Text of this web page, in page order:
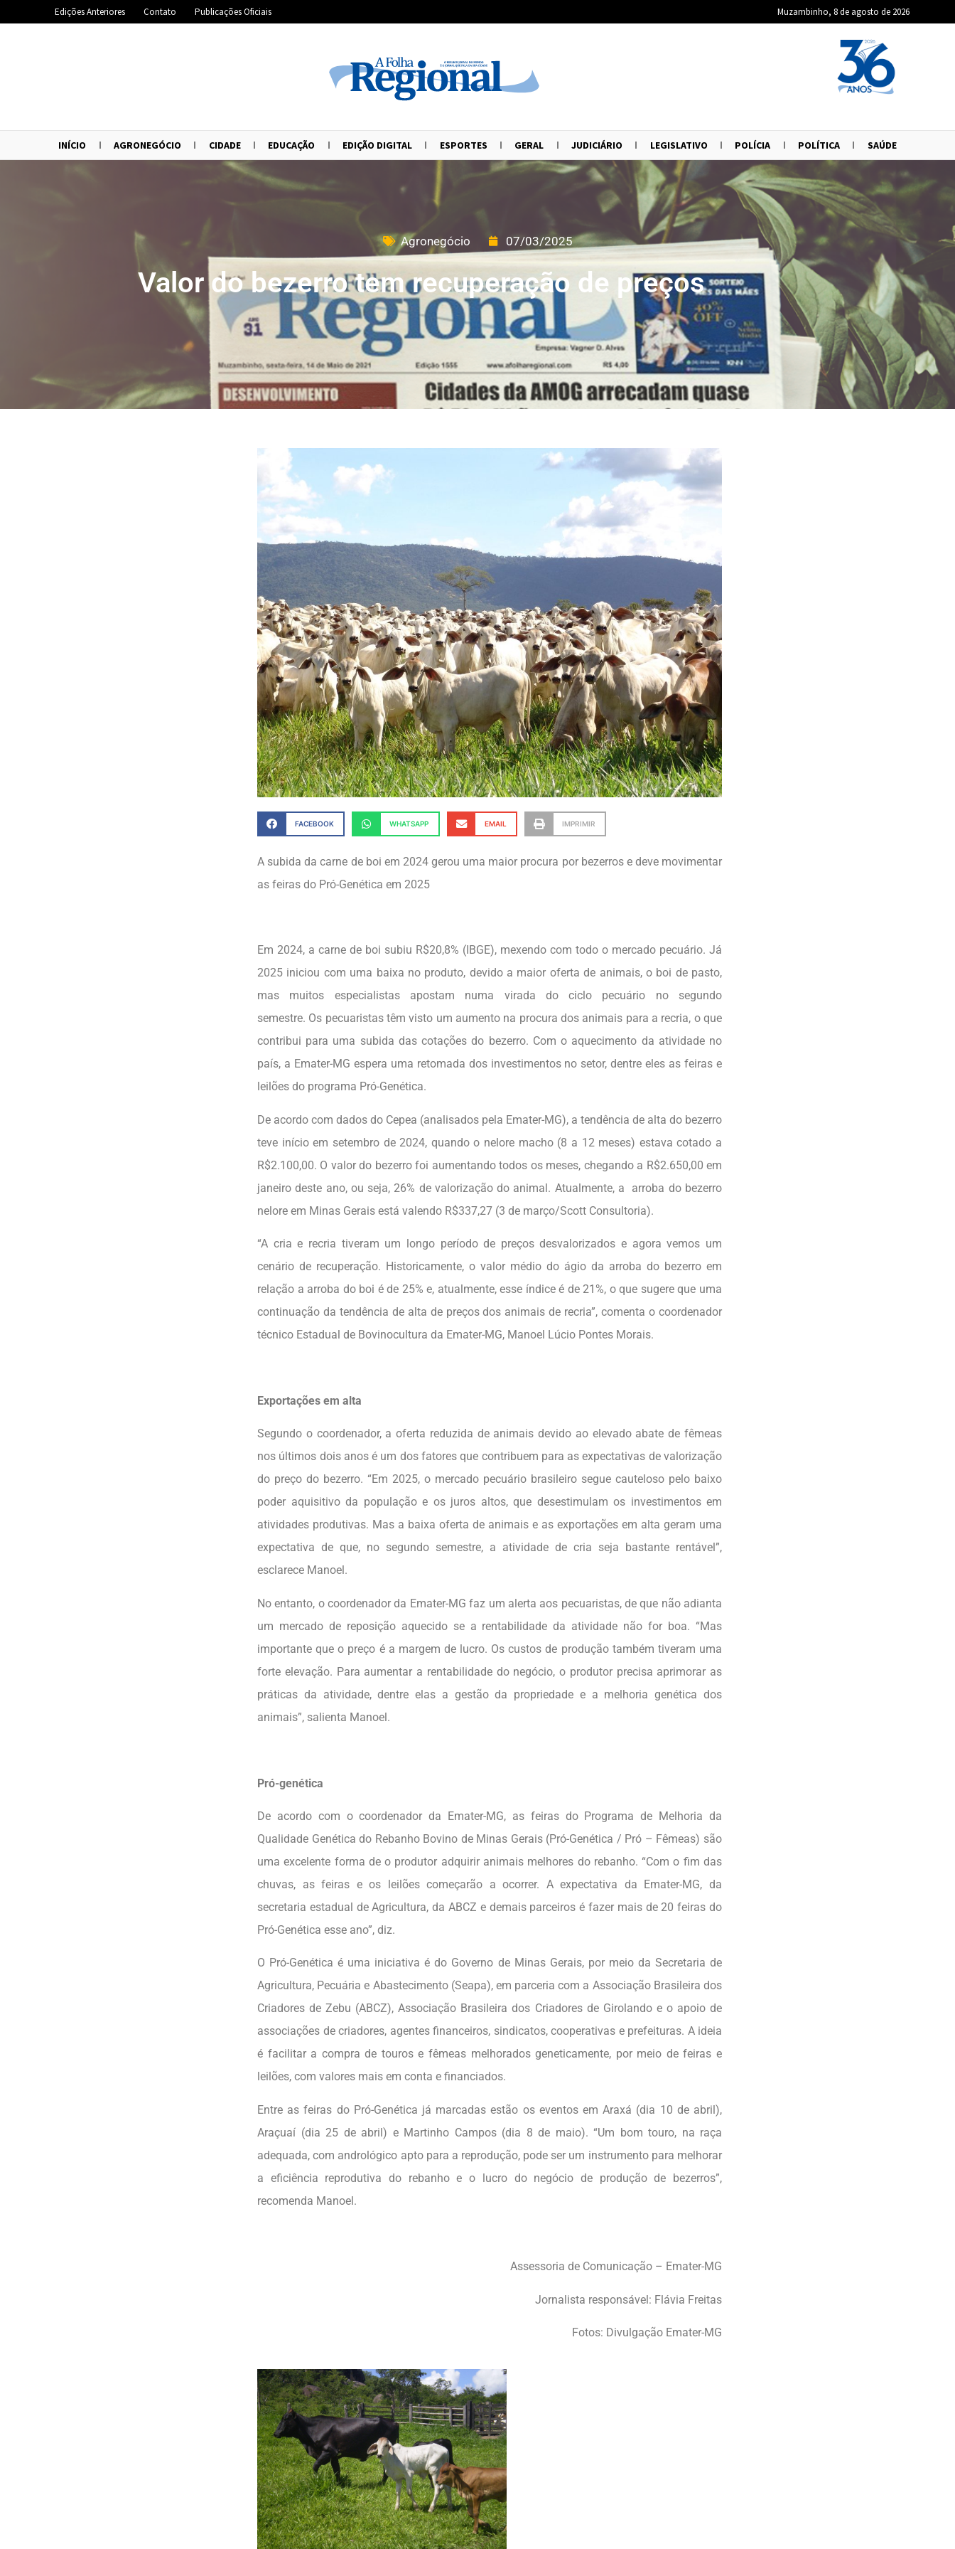
Edições Anteriores Contato Publicações Oficiais Muzambinho, 8 de agosto de 2026
INÍCIO AGRONEGÓCIO CIDADE EDUCAÇÃO EDIÇÃO DIGITAL ESPORTES GERAL JUDICIÁRIO LEGISLATIVO POLÍCIA POLÍTICA SAÚDE
Agronegócio 07/03/2025
Valor do bezerro tem recuperação de preços
FACEBOOK WHATSAPP EMAIL IMPRIMIR
A subida da carne de boi em 2024 gerou uma maior procura por bezerros e deve movimentar
as feiras do Pró-Genética em 2025
Em 2024, a carne de boi subiu R$20,8% (IBGE), mexendo com todo o mercado pecuário. Já
2025 iniciou com uma baixa no produto, devido a maior oferta de animais, o boi de pasto,
mas muitos especialistas apostam numa virada do ciclo pecuário no segundo
semestre. Os pecuaristas têm visto um aumento na procura dos animais para a recria, o que
contribui para uma subida das cotações do bezerro. Com o aquecimento da atividade no
país, a Emater-MG espera uma retomada dos investimentos no setor, dentre eles as feiras e
leilões do programa Pró-Genética.
De acordo com dados do Cepea (analisados pela Emater-MG), a tendência de alta do bezerro
teve início em setembro de 2024, quando o nelore macho (8 a 12 meses) estava cotado a
R$2.100,00. O valor do bezerro foi aumentando todos os meses, chegando a R$2.650,00 em
janeiro deste ano, ou seja, 26% de valorização do animal. Atualmente, a arroba do bezerro
nelore em Minas Gerais está valendo R$337,27 (3 de março/Scott Consultoria).
“A cria e recria tiveram um longo período de preços desvalorizados e agora vemos um
cenário de recuperação. Historicamente, o valor médio do ágio da arroba do bezerro em
relação a arroba do boi é de 25% e, atualmente, esse índice é de 21%, o que sugere que uma
continuação da tendência de alta de preços dos animais de recria”, comenta o coordenador
técnico Estadual de Bovinocultura da Emater-MG, Manoel Lúcio Pontes Morais.
Exportações em alta
Segundo o coordenador, a oferta reduzida de animais devido ao elevado abate de fêmeas
nos últimos dois anos é um dos fatores que contribuem para as expectativas de valorização
do preço do bezerro. “Em 2025, o mercado pecuário brasileiro segue cauteloso pelo baixo
poder aquisitivo da população e os juros altos, que desestimulam os investimentos em
atividades produtivas. Mas a baixa oferta de animais e as exportações em alta geram uma
expectativa de que, no segundo semestre, a atividade de cria seja bastante rentável”,
esclarece Manoel.
No entanto, o coordenador da Emater-MG faz um alerta aos pecuaristas, de que não adianta
um mercado de reposição aquecido se a rentabilidade da atividade não for boa. “Mas
importante que o preço é a margem de lucro. Os custos de produção também tiveram uma
forte elevação. Para aumentar a rentabilidade do negócio, o produtor precisa aprimorar as
práticas da atividade, dentre elas a gestão da propriedade e a melhoria genética dos
animais”, salienta Manoel.
Pró-genética
De acordo com o coordenador da Emater-MG, as feiras do Programa de Melhoria da
Qualidade Genética do Rebanho Bovino de Minas Gerais (Pró-Genética / Pró – Fêmeas) são
uma excelente forma de o produtor adquirir animais melhores do rebanho. “Com o fim das
chuvas, as feiras e os leilões começarão a ocorrer. A expectativa da Emater-MG, da
secretaria estadual de Agricultura, da ABCZ e demais parceiros é fazer mais de 20 feiras do
Pró-Genética esse ano”, diz.
O Pró-Genética é uma iniciativa é do Governo de Minas Gerais, por meio da Secretaria de
Agricultura, Pecuária e Abastecimento (Seapa), em parceria com a Associação Brasileira dos
Criadores de Zebu (ABCZ), Associação Brasileira dos Criadores de Girolando e o apoio de
associações de criadores, agentes financeiros, sindicatos, cooperativas e prefeituras. A ideia
é facilitar a compra de touros e fêmeas melhorados geneticamente, por meio de feiras e
leilões, com valores mais em conta e financiados.
Entre as feiras do Pró-Genética já marcadas estão os eventos em Araxá (dia 10 de abril),
Araçuaí (dia 25 de abril) e Martinho Campos (dia 8 de maio). “Um bom touro, na raça
adequada, com andrológico apto para a reprodução, pode ser um instrumento para melhorar
a eficiência reprodutiva do rebanho e o lucro do negócio de produção de bezerros”,
recomenda Manoel.
Assessoria de Comunicação – Emater-MG
Jornalista responsável: Flávia Freitas
Fotos: Divulgação Emater-MG